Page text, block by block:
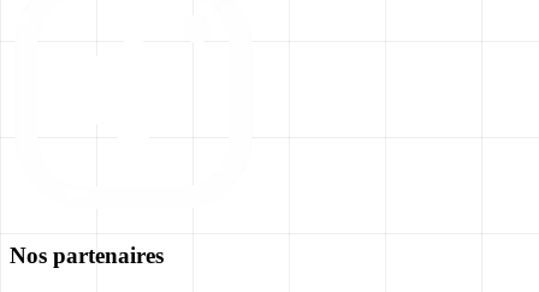
Nos partenaires